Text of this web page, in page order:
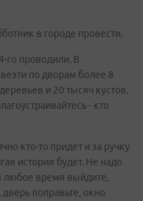
в городе провести.
го проводили. В
по дворам более 8
и 20 тысяч кустов.
- кто
кто-то придет и за ручку
история будет. Не надо
любое время выйдите,
поправьте, окно